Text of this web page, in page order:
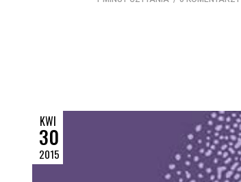
KWI
30
2015